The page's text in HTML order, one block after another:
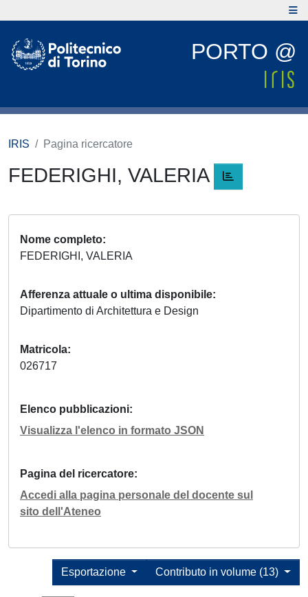
PORTO @
IRIS Pagina ricercatore
FEDERIGHI, VALERIA
Nome completo
FEDERIGHI, VALERIA
Afferenza attuale o ultima disponibile
Dipartimento di Architettura e Design
Matricola
026717
Elenco pubblicazioni
Visualizza l'elenco in formato JSON
Pagina del ricercatore
Accedi alla pagina personale del docente sul
sito dell'Ateneo
Contributo in volume (13)
Esportazione